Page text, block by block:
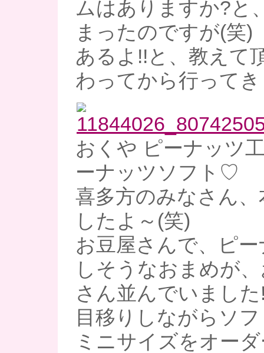
ムはありますか?と
まったのですが(笑)
あるよ!!と、教えて
わってから行って
おくや ピーナッツ
ーナッツソフト♡
喜多方のみなさん
したよ～(笑)
お豆屋さんで、ピ
しそうなおまめが
さん並んでいまし
目移りしながらソ
ミニサイズをオー